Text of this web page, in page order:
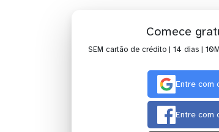
Comece
SEM cartão de crédito | 14 dias |
Entre com
Entre com